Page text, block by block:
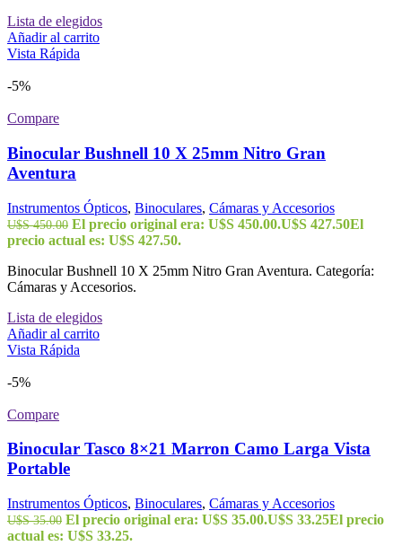
Lista de elegidos
Añadir al carrito
Vista Rápida
-5%
Compare
Binocular Bushnell 10 X 25mm Nitro Gran
Aventura
Instrumentos Ópticos, Binoculares, Cámaras y Accesorios
U$S450.00 El precio original era: U$S 450.00.U$S 427.50El
precio actual es: U$S 427.50.
Binocular Bushnell 10 X 25mm Nitro Gran Aventura. Categoría:
Cámaras y Accesorios.
Lista de elegidos
Añadir al carrito
Vista Rápida
-5%
Compare
Binocular Tasco 8×21 Marron Camo Larga Vista
Portable
Instrumentos Ópticos, Binoculares, Cámaras y Accesorios
U$S35.00 El precio original era: U$S 35.00.U$S 33.25El precio
actual es: U$S 33.25.